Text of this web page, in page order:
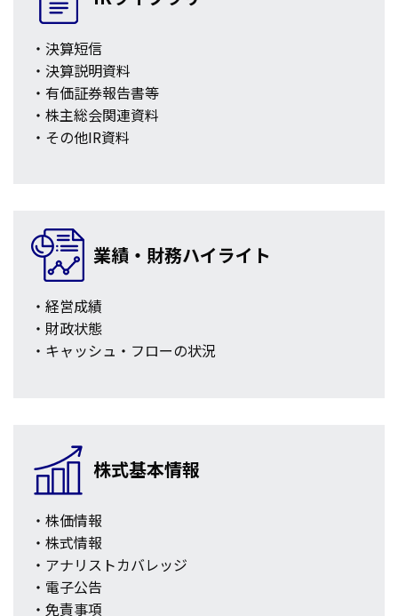
・決算短信
・決算説明資料
・有価証券報告書等
・株主総会関連資料
・その他IR資料
業績・財務ハイライト
・ 経営成績
・ 財政状態
・ キャッシュ・フローの状況
株式基本情報
・株価情報
・株式情報
・アナリストカバレッジ
・電子公告
・免責事項